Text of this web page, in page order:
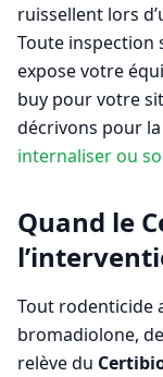
ruissellent lors
Toute inspection
expose votre
buy pour votre
décrivons pour la
internaliser ou
Quand le
Tout rodenticide
bromadiolone,
relève du